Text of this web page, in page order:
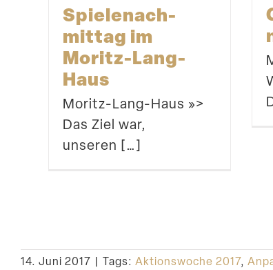
Spiele­nach­
mittag im
Moritz-Lang-
Haus
Moritz-Lang-Haus »>
Das Ziel war,
unseren […]
14. Juni 2017 | Tags: Aktionswoche 2017,